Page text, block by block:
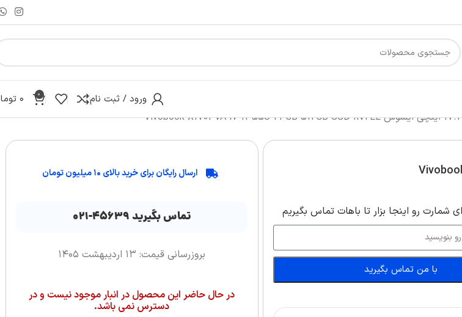
ورود / ثبت نام 0 ۰
شمارت رو اینجا بزار تا باهات تماس بگیریم
با من تماس بگیرید
ارسال رایگان برای خرید بالای ۱۰ میلیون تومان
تماس بگیرید ۴۵۶۳۹-۰۲۱
بروزرسانی قیمت: ۱۳ اردیبهشت ۱۴۰۵
در حال حاضر این محصول در انبار موجود نیست و در
دسترس نمی باشد.